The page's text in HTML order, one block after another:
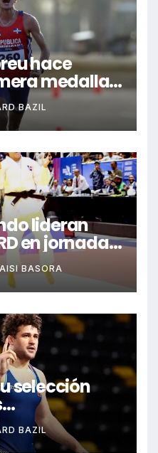
hace
medalla
Domingo
BAZIL
lideran
en jornada
2026
BASORA
selección
y del
2026
BAZIL